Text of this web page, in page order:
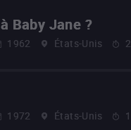
Baby Jane ?
1962 États-Unis
1972 États-Unis